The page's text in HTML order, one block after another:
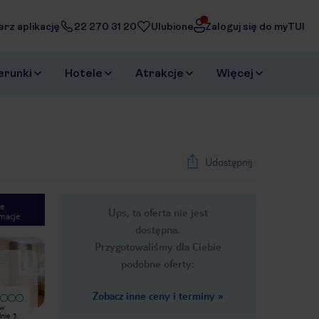
aplikację 22 270 31 20 Ulubione Zaloguj się do myTUI
Hotele Atrakcje Więcej
Udostępnij
Ups, ta oferta nie jest
dostępna.
Przygotowaliśmy dla Ciebie
podobne oferty:
Zobacz inne ceny i terminy »
Next slide
1/50
3.
Bardzo dobry Wyjątkowy